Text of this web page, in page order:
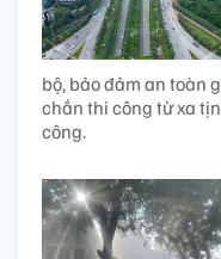
bộ, bảo đảm an toàn
chắn thi công từ xa
công.